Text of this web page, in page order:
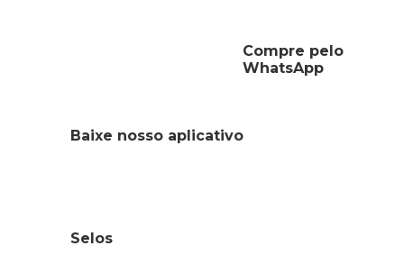
Compre pelo
WhatsApp
Baixe nosso aplicativo
Selos